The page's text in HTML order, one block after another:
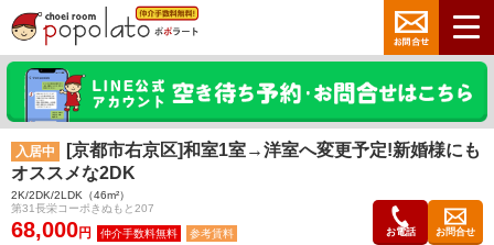
入居中
[京都市右京区]和室1室→洋室へ変更予定!新婚様にも
オススメな2DK
2K/2DK/2LDK（46m²）
第31長栄コーポきぬもと207
68,000円 参考賃料 お電話 お問合せ